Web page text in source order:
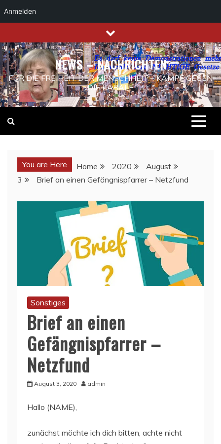
Anmelden
to
content
NEWS – NACHRICHTEN
FÜR DIE FREIHEIT DER MENSCHHEIT – KAMPF GEGEN
DIE KABALE
You are Here Home 2020
August
3
Brief an einen Gefängnispfarrer – Netzfund
Sonstiges
Brief an einen
Gefängnispfarrer –
Netzfund
August 3, 2020 admin
Hallo (NAME),
zunächst möchte ich dich bitten, achte nicht